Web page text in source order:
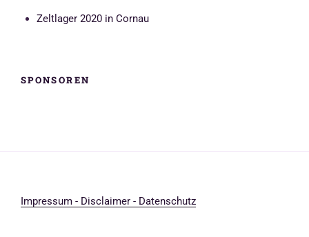
Zeltlager 2020 in Cornau
SPONSOREN
Impressum - Disclaimer - Datenschutz